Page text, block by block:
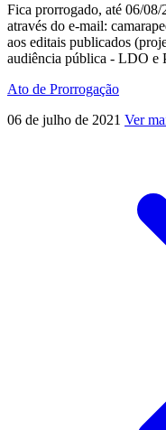
Fica prorrogado, até 06/
através do e-mail:
aos editais publicados
audiência pública - LDO e
Ato de Prorrogação
06 de julho de 2021 Ver